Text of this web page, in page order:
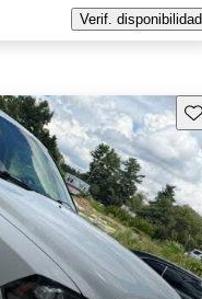
Verif. disponibilidad